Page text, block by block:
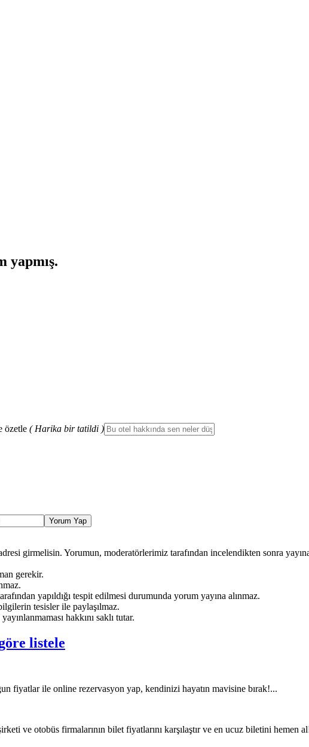
yapmış.
özetle ( Harika bir tatildi )
Yorum Yap
girmelisin. Yorumun, moderatörlerimiz tarafından incelendikten sonra
gerekir.
yapıldığı tespit edilmesi durumunda yorum yayına alınmaz.
tesisler ile paylaşılmaz.
hakkını saklı tutar.
listele
fiyatlar ile online rezervasyon yap, kendinizi hayatın mavisine bırak!...
ve otobüs firmalarının bilet fiyatlarını karşılaştır ve en ucuz biletini hemen